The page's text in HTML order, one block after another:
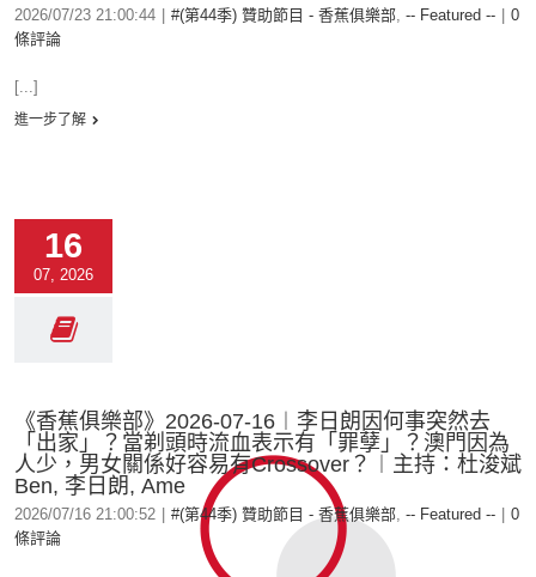
2026/07/23 21:00:44 #(第44季) 贊助節目 - 香蕉俱樂部, -- Featured --
0
條評論
[...]
進一步了解
16
07, 2026
《香蕉俱樂部》2026-07-16︱李日朗因何事突然去
「出家」？當剃頭時流血表示有「罪孽」？澳門因為
人少，男女關係好容易有Crossover？︱主持：杜浚斌
Ben, 李日朗, Ame
2026/07/16 21:00:52 #(第44季) 贊助節目 - 香蕉俱樂部, -- Featured --
0
條評論